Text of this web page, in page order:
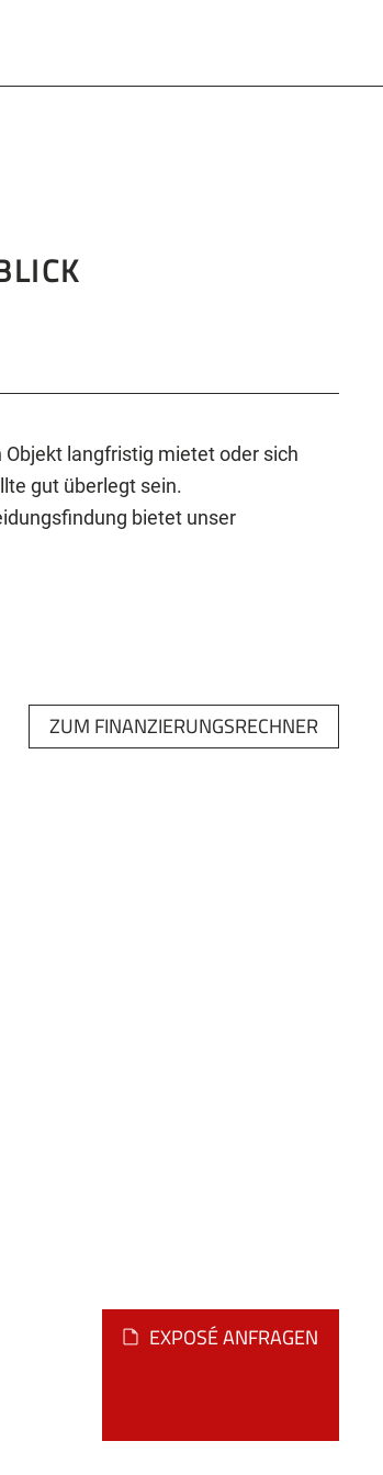
langfristig mietet oder sich
gut überlegt sein.
bietet unser
ZUM FINANZIERUNGSRECHNER
EXPOSÉ ANFRAGEN